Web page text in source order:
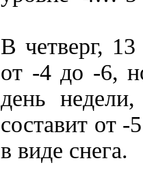
В четверг,
от -4 до -6,
день
составит от
в виде снега.